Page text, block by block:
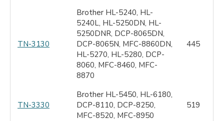
TN-3130
Brother HL-5240, HL-
5240L, HL-5250DN, HL-
5250DNR, DCP-8065DN,
DCP-8065N, MFC-8860DN,
HL-5270, HL-5280, DCP-
8060, MFC-8460, MFC-
8870
445
TN-3330
Brother HL-5450, HL-6180,
DCP-8110, DCP-8250,
MFC-8520, MFC-8950
519